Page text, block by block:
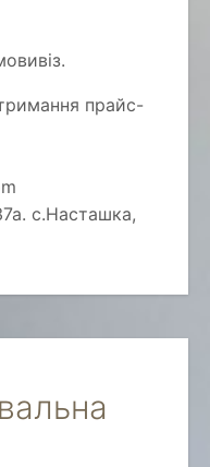
прайс-
с.Насташка,